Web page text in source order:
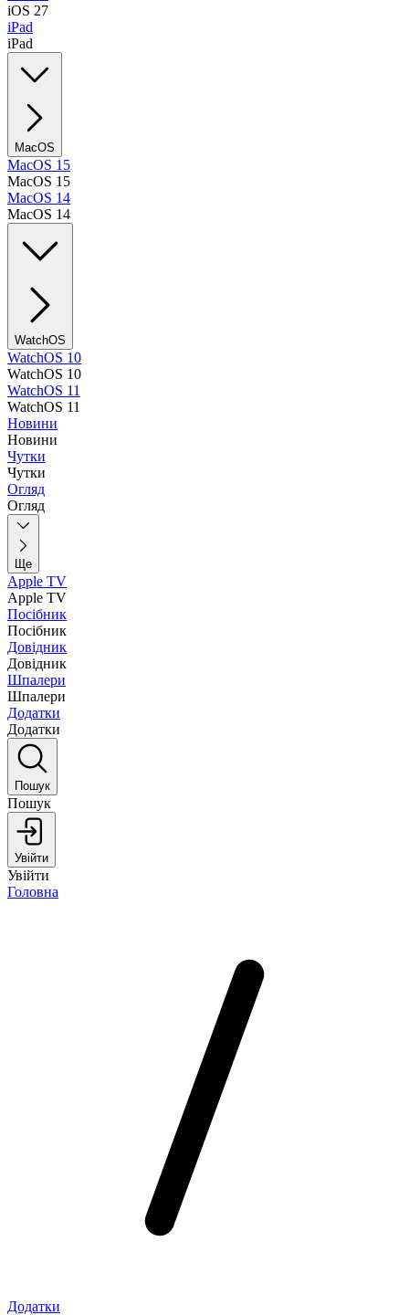
iOS 27
iPad
iPad
MacOS
MacOS 15
MacOS 15
MacOS 14
MacOS 14
WatchOS
WatchOS 10
WatchOS 10
WatchOS 11
WatchOS 11
Новини
Новини
Чутки
Чутки
Огляд
Огляд
Ще
Apple TV
Apple TV
Посібник
Посібник
Довідник
Довідник
Шпалери
Шпалери
Додатки
Додатки
Пошук
Пошук
Увійти
Увійти
Головна
Додатки